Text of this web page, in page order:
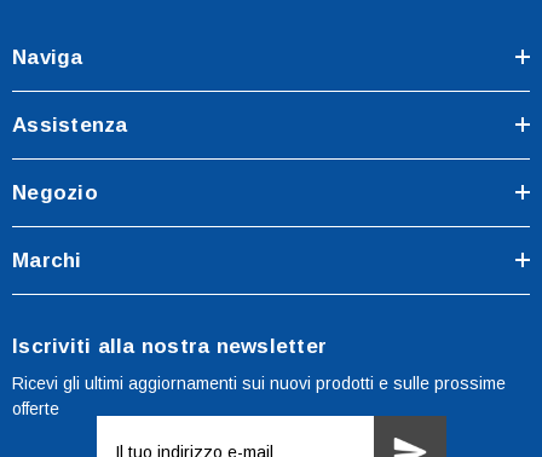
Naviga
Assistenza
Negozio
Marchi
Iscriviti alla nostra newsletter
Ricevi gli ultimi aggiornamenti sui nuovi prodotti e sulle prossime
offerte